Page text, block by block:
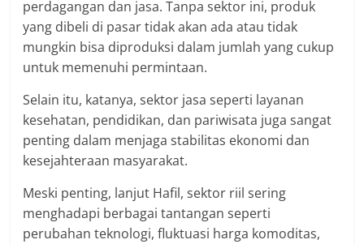
perdagangan dan jasa. Tanpa sektor ini, produk
yang dibeli di pasar tidak akan ada atau tidak
mungkin bisa diproduksi dalam jumlah yang cukup
untuk memenuhi permintaan.
Selain itu, katanya, sektor jasa seperti layanan
kesehatan, pendidikan, dan pariwisata juga sangat
penting dalam menjaga stabilitas ekonomi dan
kesejahteraan masyarakat.
Meski penting, lanjut Hafil, sektor riil sering
menghadapi berbagai tantangan seperti
perubahan teknologi, fluktuasi harga komoditas,